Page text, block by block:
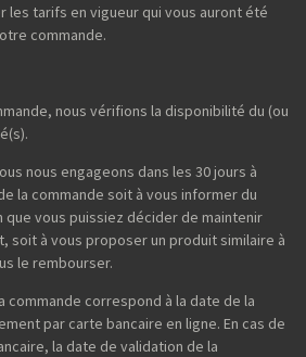
les tarifs en vigueur qui vous auront été
commande.
nous vérifions la disponibilité du (ou
nous engageons dans les 30 jours à
la commande soit à vous informer du
vous puissiez décider de maintenir
soit à vous proposer un produit similaire à
le rembourser.
commande correspond à la date de la
par carte bancaire en ligne. En cas de
la date de validation de la